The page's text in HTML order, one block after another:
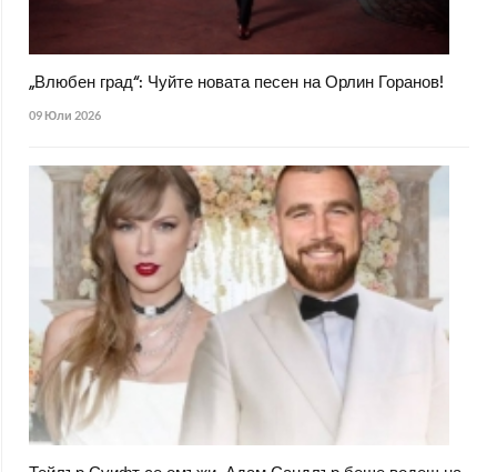
„Влюбен град“: Чуйте новата песен на Орлин Горанов!
09 Юли 2026